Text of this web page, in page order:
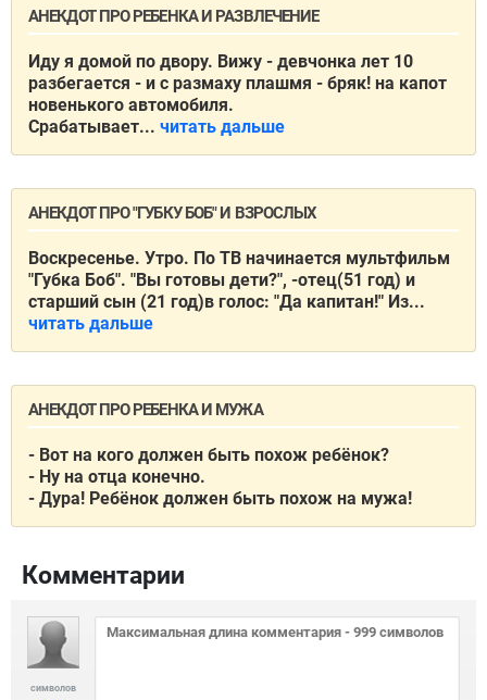
АНЕКДОТ ПРО РЕБЕНКА И РАЗВЛЕЧЕНИЕ
Иду я домой по двору. Вижу - девчонка лет 10
разбегается - и с размаху плашмя - бряк! на капот
новенького автомобиля.
Срабатывает... читать дальше
АНЕКДОТ ПРО "ГУБКУ БОБ" И ВЗРОСЛЫХ
Воскресенье. Утро. По ТВ начинается мультфильм
"Губка Боб". "Вы готовы дети?", -отец(51 год) и
старший сын (21 год)в голос: "Да капитан!" Из...
читать дальше
АНЕКДОТ ПРО РЕБЕНКА И МУЖА
- Вот на кого должен быть похож ребёнок?
- Ну на отца конечно.
- Дура! Ребёнок должен быть похож на мужа!
Комментарии
символов